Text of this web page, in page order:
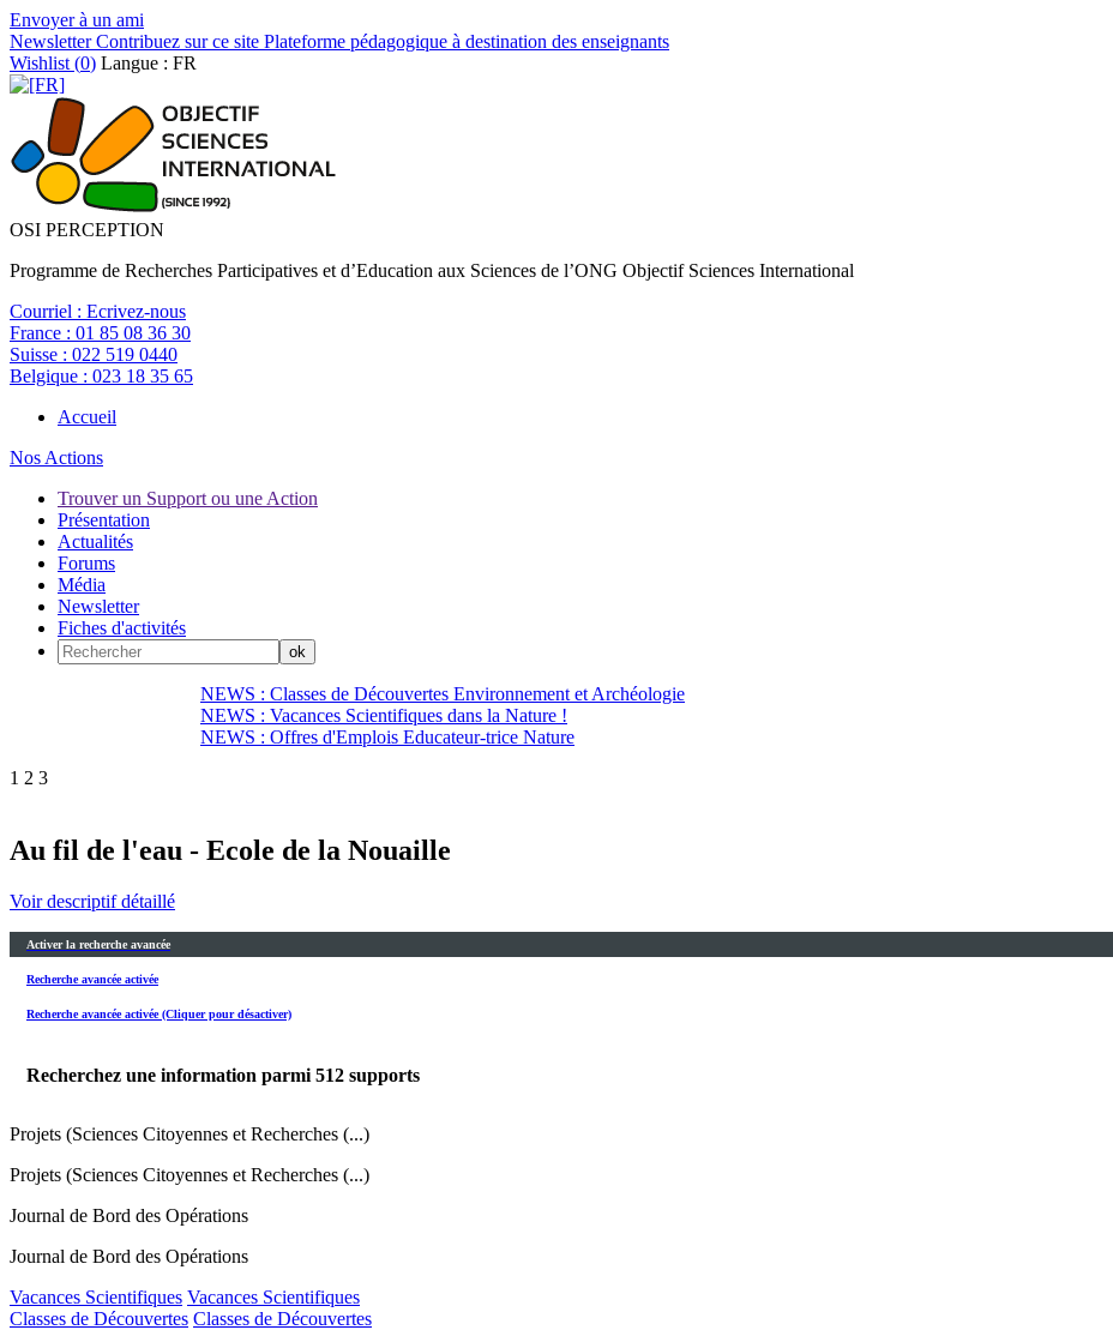
Envoyer à un ami
NewsletterContribuez sur ce site Plateforme pédagogique à destination des enseignants
Wishlist (0) Langue : FR
OSI PERCEPTION
Programme de Recherches Participatives et d’Education aux Sciences de l’ONG Objectif Sciences International
Courriel : Ecrivez-nous
France : 01 85 08 36 30
Suisse : 022 519 0440
Belgique : 023 18 35 65
Accueil
Nos Actions
Trouver un Support ou une Action
Présentation
Actualités
Forums
Média
Newsletter
Fiches d'activités
NEWS : Classes de Découvertes Environnement et Archéologie
NEWS : Vacances Scientifiques dans la Nature !
NEWS : Offres d'Emplois Educateur-trice Nature
1 2 3
Au fil de l'eau - Ecole de la Nouaille
Voir descriptif détaillé
Activer la recherche avancée
Recherche avancée activée
Recherche avancée activée (Cliquer pour désactiver)
Recherchez une information parmi 512 supports
Projets (Sciences Citoyennes et Recherches (...)
Projets (Sciences Citoyennes et Recherches (...)
Journal de Bord des Opérations
Journal de Bord des Opérations
Vacances Scientifiques Vacances Scientifiques
Classes de Découvertes Classes de Découvertes